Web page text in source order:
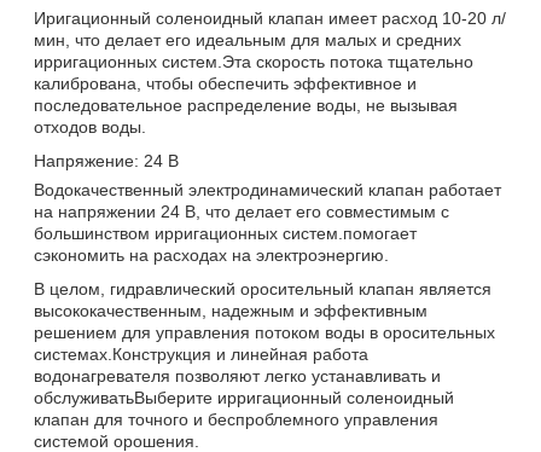
Иригационный соленоидный клапан имеет расход 10-20 л/
мин, что делает его идеальным для малых и средних
ирригационных систем.Эта скорость потока тщательно
калибрована, чтобы обеспечить эффективное и
последовательное распределение воды, не вызывая
отходов воды.
Напряжение: 24 В
Водокачественный электродинамический клапан работает
на напряжении 24 В, что делает его совместимым с
большинством ирригационных систем.помогает
сэкономить на расходах на электроэнергию.
В целом, гидравлический оросительный клапан является
высококачественным, надежным и эффективным
решением для управления потоком воды в оросительных
системах.Конструкция и линейная работа
водонагревателя позволяют легко устанавливать и
обслуживатьВыберите ирригационный соленоидный
клапан для точного и беспроблемного управления
системой орошения.